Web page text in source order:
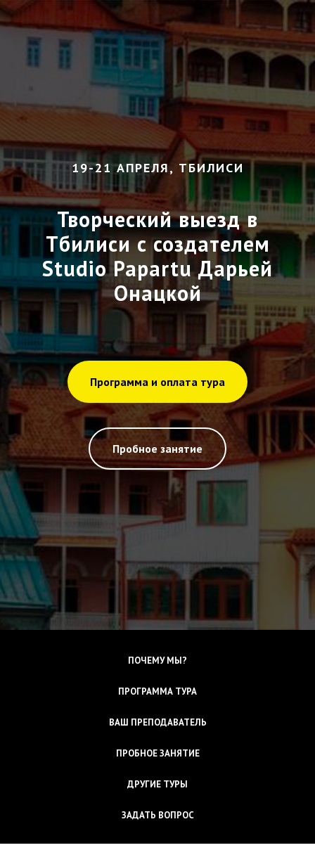
19-21 АПРЕЛЯ, ТБИЛИСИ
Творческий выезд в
Тбилиси с создателем
Studio Papartu Дарьей
Онацкой
Программа и оплата тура
Пробное занятие
ПОЧЕМУ МЫ?
ПРОГРАММА ТУРА
ВАШ ПРЕПОДАВАТЕЛЬ
ПРОБНОЕ ЗАНЯТИЕ
ДРУГИЕ ТУРЫ
ЗАДАТЬ ВОПРОС